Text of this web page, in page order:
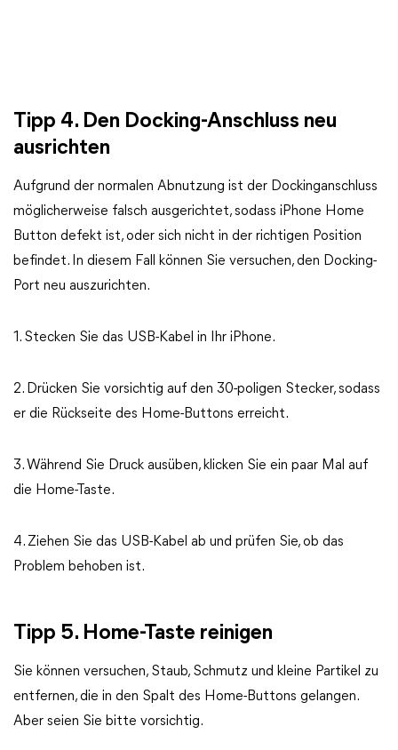
Tipp 4. Den Docking-Anschluss neu
ausrichten
Aufgrund der normalen Abnutzung ist der Dockinganschluss
möglicherweise falsch ausgerichtet, sodass iPhone Home
Button defekt ist, oder sich nicht in der richtigen Position
befindet. In diesem Fall können Sie versuchen, den Docking-
Port neu auszurichten.
1. Stecken Sie das USB-Kabel in Ihr iPhone.
2. Drücken Sie vorsichtig auf den 30-poligen Stecker, sodass
er die Rückseite des Home-Buttons erreicht.
3. Während Sie Druck ausüben, klicken Sie ein paar Mal auf
die Home-Taste.
4. Ziehen Sie das USB-Kabel ab und prüfen Sie, ob das
Problem behoben ist.
Tipp 5. Home-Taste reinigen
Sie können versuchen, Staub, Schmutz und kleine Partikel zu
entfernen, die in den Spalt des Home-Buttons gelangen.
Aber seien Sie bitte vorsichtig.